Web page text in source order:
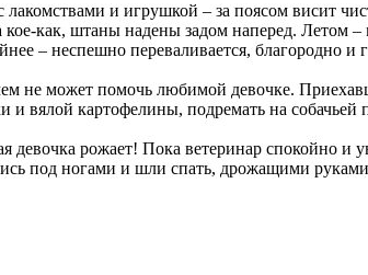
и игрушкой – за поясом висит
кое-как, штаны надены задом наперед.
– неспешно переваливается, благородно и
не может помочь любимой девочке.
и вялой картофелины, подремать на
рожает! Пока ветеринар спокойно и
под ногами и шли спать, дрожащими